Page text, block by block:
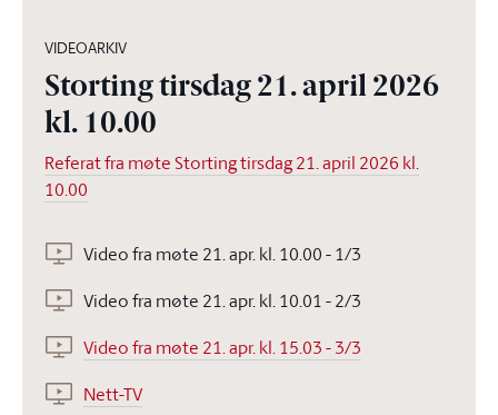
VIDEOARKIV
Storting tirsdag 21. april 2026
kl. 10.00
Referat fra møte Storting tirsdag 21. april 2026 kl.
10.00
Video fra møte 21. apr. kl. 10.00 - 1/3
Video fra møte 21. apr. kl. 10.01 - 2/3
Video fra møte 21. apr. kl. 15.03 - 3/3
Nett-TV